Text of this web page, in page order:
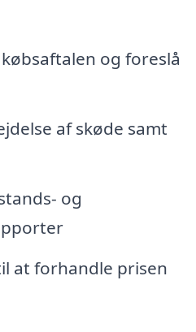
og foreslå
af skøde samt
og
at forhandle prisen